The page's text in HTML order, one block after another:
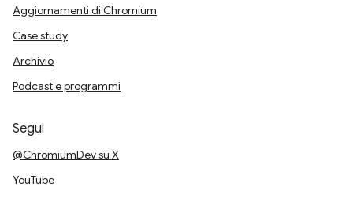
Aggiornamenti di Chromium
Case study
Archivio
Podcast e programmi
Segui
@ChromiumDev su X
YouTube